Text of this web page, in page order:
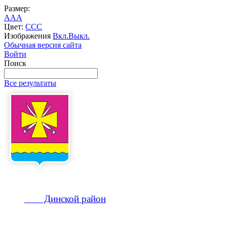
Размер:
AAA
Цвет: CCC
Изображения Вкл.Выкл.
Обычная версия сайта
Войти
Поиск
Все результаты
Динской район